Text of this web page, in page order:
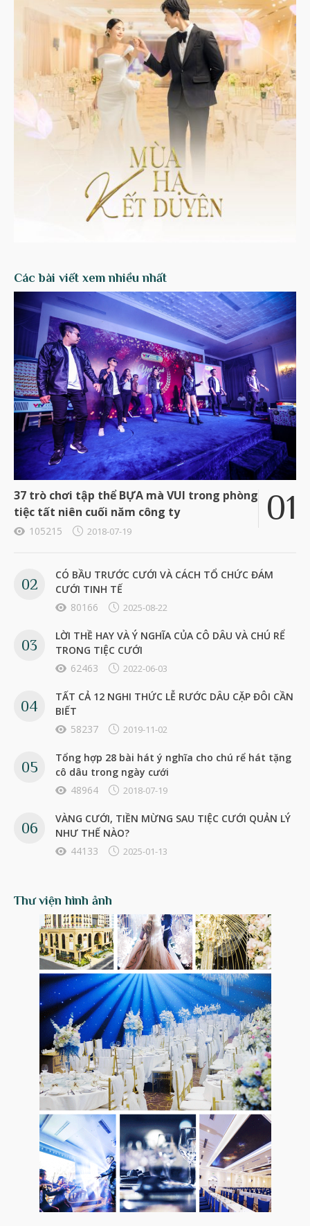
Các bài viết xem nhiều nhất
37 trò chơi tập thể BỰA mà VUI trong phòng
tiệc tất niên cuối năm công ty
105215 2018-07-19
CÓ BẦU TRƯỚC CƯỚI VÀ CÁCH TỔ CHỨC ĐÁM
CƯỚI TINH TẾ
80166
2025-08-22
LỜI THỀ HAY VÀ Ý NGHĨA CỦA CÔ DÂU VÀ CHÚ RỂ
TRONG TIỆC CƯỚI
62463
2022-06-03
TẤT CẢ 12 NGHI THỨC LỄ RƯỚC DÂU CẶP ĐÔI CẦN
BIẾT
58237
2019-11-02
Tổng hợp 28 bài hát ý nghĩa cho chú rể hát tặng
cô dâu trong ngày cưới
48964
2018-07-19
VÀNG CƯỚI, TIỀN MỪNG SAU TIỆC CƯỚI QUẢN LÝ
NHƯ THẾ NÀO?
44133
2025-01-13
Thư viện hình ảnh